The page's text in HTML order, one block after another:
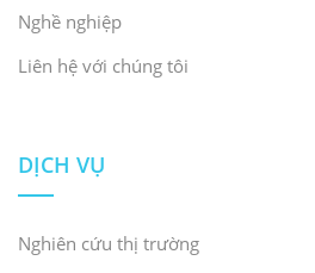
Nghề nghiệp
Liên hệ với chúng tôi
DỊCH VỤ
Nghiên cứu thị trường